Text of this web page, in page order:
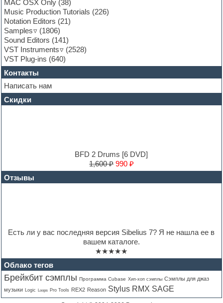
General MIDI kits
Guitar emulation
Guitar loops
Guitar processing and effects
Hands-up samples
Hardstyle
Heavy metal sample packs
Hip-hop
House music
Hypersonic
Jazz
Massive presets
Mastering plug-ins
Notation software
Orchestra drums
Organ
Pads
Percussion
MAC OSX Only (38)
Music Production Tutorials (226)
Notation Editors (21)
Samples
(1806)
Sound Editors (141)
VST Instruments
(2528)
VST Plug-ins (640)
Контакты
Написать нам
Скидки
BFD 2 Drums [6 DVD]
1,600 ₽ 990 ₽
Отзывы
Есть ли у вас последняя версия Sibelius 7? Я не нашла ее в
вашем каталоге.
★★★★★
Облако тегов
Брейкбит сэмплы Программа Cubase Хип-хоп сэмплы Сэмплы для джаз
музыки Logic Loops Pro Tools REX2 Reason Stylus RMX SAGE